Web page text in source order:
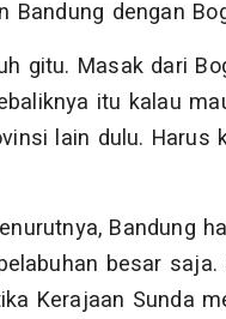
Bandung dengan
gitu. Masak dari
itu kalau
lain dulu. Harus
Bandung
besar saja.
Kerajaan Sunda